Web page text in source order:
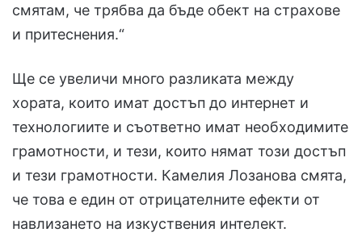
смятам, че трябва да бъде обект на страхове
и притеснения.“
Ще се увеличи много разликата между
хората, които имат достъп до интернет и
технологиите и съответно имат необходимите
грамотности, и тези, които нямат този достъп
и тези грамотности. Камелия Лозанова смята,
че това е един от отрицателните ефекти от
навлизането на изкуствения интелект.